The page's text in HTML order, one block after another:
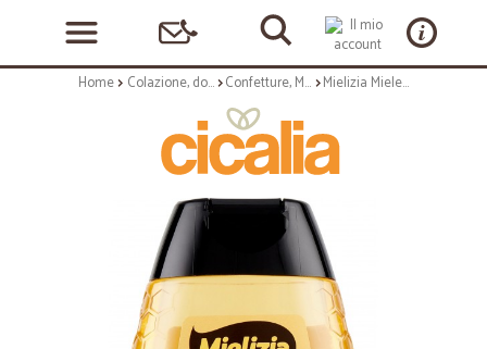
Home Colazione, dolciumi e snack Confetture, Miele e Nutella Mielizia Miele di Acacia con dosatore gr.250